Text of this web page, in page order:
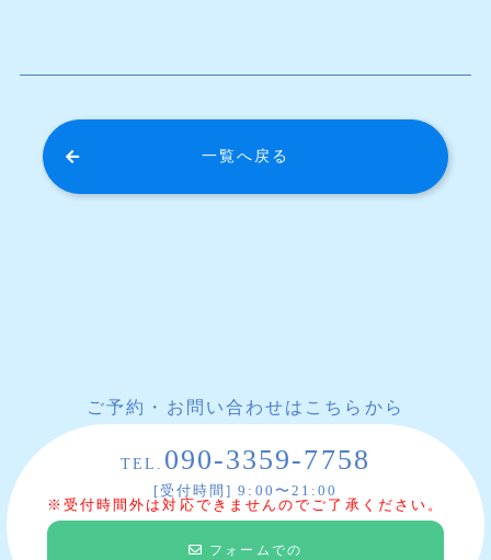
一覧へ戻る
ご予約・お問い合わせはこちらから
TEL. 090-3359-7758
[受付時間] 9:00〜21:00
※受付時間外は対応できませんのでご了承ください。
フォームでの